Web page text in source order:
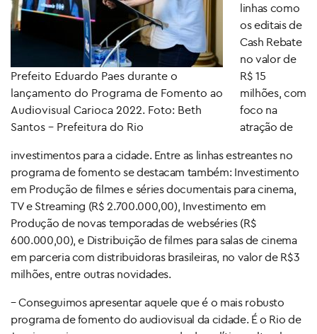
Prefeito Eduardo Paes durante o
lançamento do Programa de Fomento ao
Audiovisual Carioca 2022. Foto: Beth
Santos – Prefeitura do Rio
linhas como
os editais de
Cash Rebate
no valor de
R$ 15
milhões, com
foco na
atração de
investimentos para a cidade. Entre as linhas estreantes no
programa de fomento se destacam também: Investimento
em Produção de filmes e séries documentais para cinema,
TV e Streaming (R$ 2.700.000,00), Investimento em
Produção de novas temporadas de webséries (R$
600.000,00), e Distribuição de filmes para salas de cinema
em parceria com distribuidoras brasileiras, no valor de R$3
milhões, entre outras novidades.
– Conseguimos apresentar aquele que é o mais robusto
programa de fomento do audiovisual da cidade. É o Rio de